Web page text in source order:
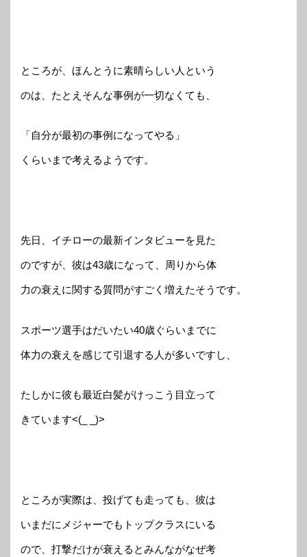
ところが、ほんとうに素晴らしい人という
のは、たとえそんな事例が一切なくても、
「自分が最初の事例になってやる」
くらいまで考えるようです。
先日、イチローの最新インタビューを見た
のですが、彼は43歳になって、周りから体
力の衰えに関する質問がすごく増えたそうです。
スポーツ選手はだいたい40歳ぐらいまでに
体力の衰えを感じて引退する人が多いですし、
たしかに彼も最近白髪がけっこう目立って
きています<(_ _)>
ところが実際は、投げても走っても、彼は
いまだにメジャーでもトップクラスにいる
ので、打撃だけが衰えるとみんながなぜ考